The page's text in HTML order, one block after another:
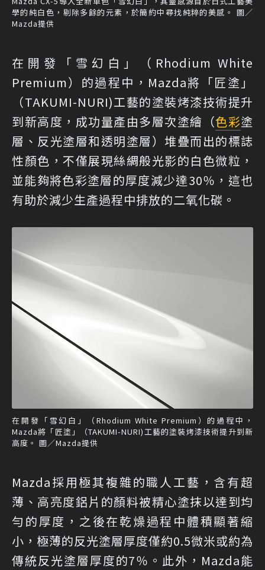
學的純白色，剔除多餘的元素，於簡約中尋找純粹的美感。 圖／
Mazda提供
在開發「雪幻白」（Rhodium White
Premium）的過程中，Mazda將「匠塗」
（TAKUMI-NURI)工藝的塗裝烤漆技術提升
到新高度，成功量產由多層次塗繪（色彩塗
層、反光塗層和透明塗層）堆疊而出的標誌
性顏色，不僅展現絲綢般光影的白色微粒，
並能夠將色彩塗層的厚度減少達30％，這也
有助於減少生產過程中排放的二氧化碳。
在開發「雪幻白」（Rhodium White Premium）的過程中，
Mazda將「匠塗」（TAKUMI-NURI)工藝的塗裝烤漆技術提升到新
高度。 圖／Mazda提供
Mazda採用極其複雜的職人工藝，含有超
薄、高亮度鋁片的顏料被精心塗抹以達到均
勻的厚度，之後在乾燥過程中體積顯著縮
小，極薄的反光塗層厚度僅約0.5微米或約為
傳統反光塗層厚度的7％。此外，Mazda能